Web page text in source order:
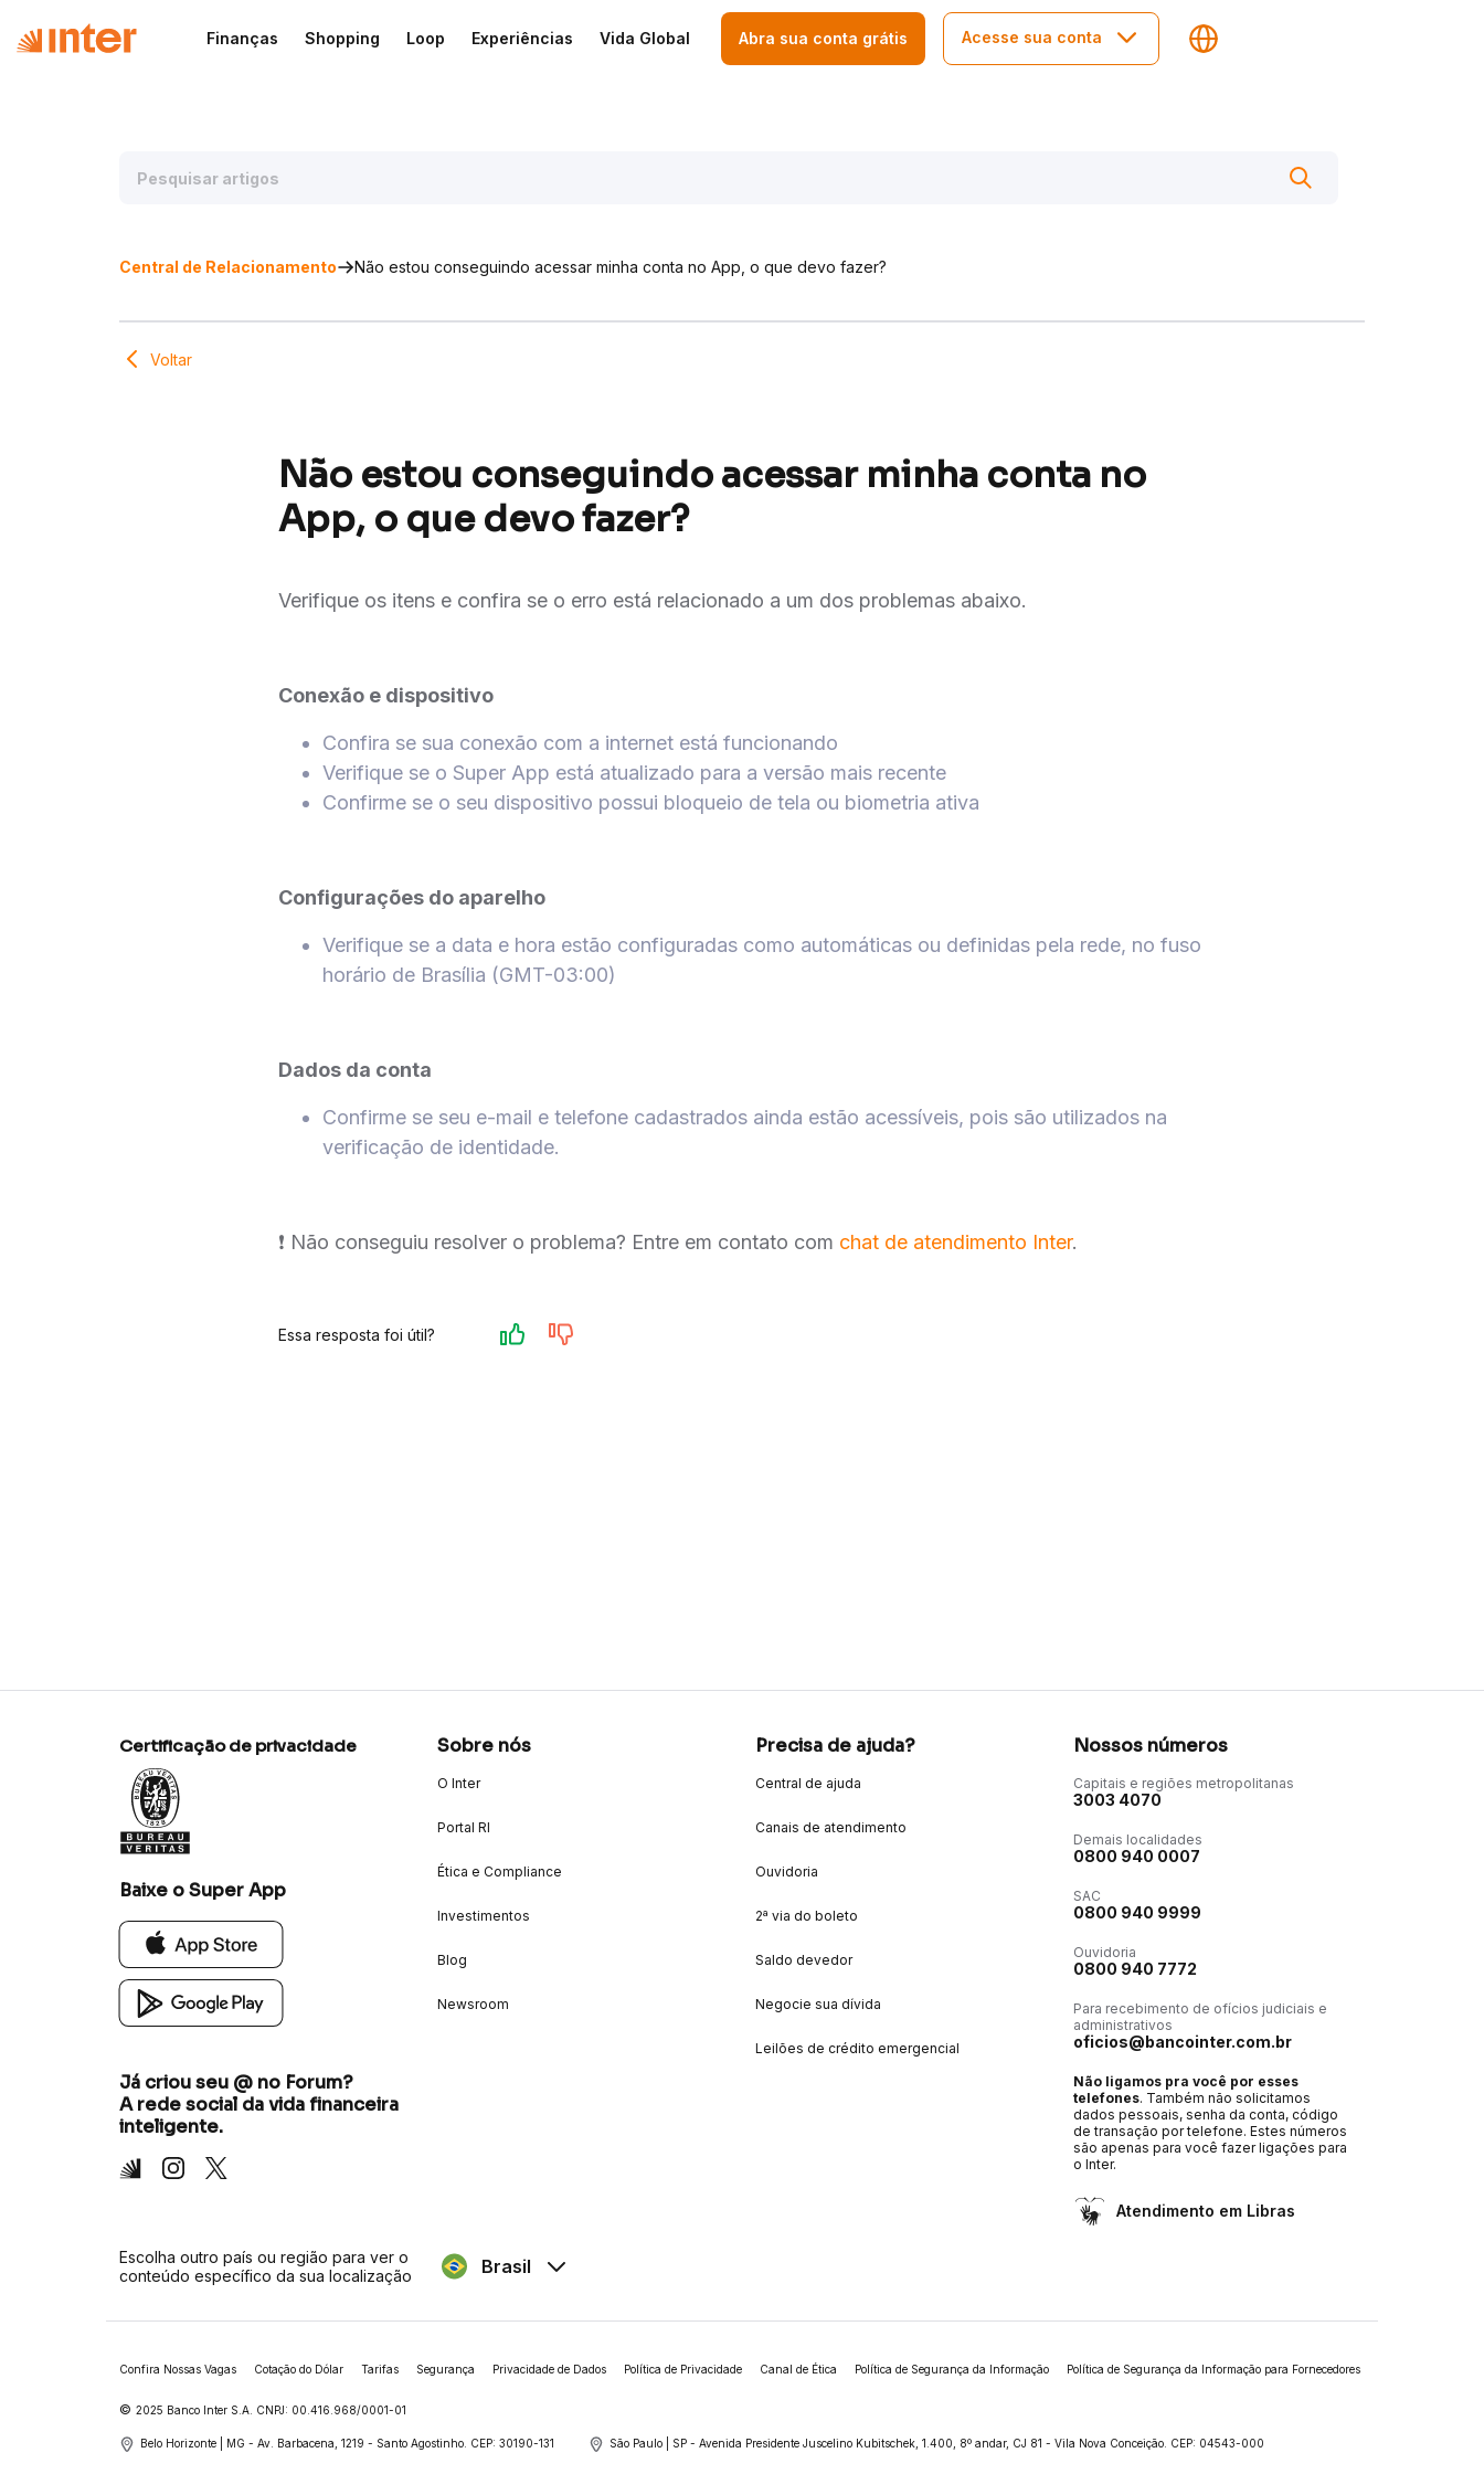
Finanças Shopping Loop Experiências Vida Global Abra sua conta grátis Acesse sua conta
Central de Relacionamento Não estou conseguindo acessar minha conta no App, o que devo fazer?
Voltar
Não estou conseguindo acessar minha conta no
App, o que devo fazer?
Verifique os itens e confira se o erro está relacionado a um dos problemas abaixo.
Conexão e dispositivo
Confira se sua conexão com a internet está funcionando
Verifique se o Super App está atualizado para a versão mais recente
Confirme se o seu dispositivo possui bloqueio de tela ou biometria ativa
Configurações do aparelho
Verifique se a data e hora estão configuradas como automáticas ou definidas pela rede, no fuso
horário de Brasília (GMT-03:00)
Dados da conta
Confirme se seu e-mail e telefone cadastrados ainda estão acessíveis, pois são utilizados na
verificação de identidade.
❗️ Não conseguiu resolver o problema? Entre em contato com chat de atendimento Inter.
Essa resposta foi útil?
Certificação de privacidade
Baixe o Super App
Já criou seu @ no Forum?
A rede social da vida financeira
inteligente.
Inter Instagram
X
Sobre nós
O Inter
Portal RI
Ética e Compliance
Investimentos
Blog
Newsroom
Precisa de ajuda?
Central de ajuda
Canais de atendimento
Ouvidoria
2ª via do boleto
Saldo devedor
Negocie sua dívida
Leilões de crédito emergencial
Nossos números
Capitais e regiões metropolitanas
3003 4070
Demais localidades
0800 940 0007
SAC
0800 940 9999
Ouvidoria
0800 940 7772
Para recebimento de ofícios judiciais e
administrativos
oficios@bancointer.com.br
Não ligamos pra você por esses
telefones. Também não solicitamos
dados pessoais, senha da conta, código
de transação por telefone. Estes números
são apenas para você fazer ligações para
o Inter.
Atendimento em Libras
Escolha outro país ou região para ver o
conteúdo específico da sua localização
Brasil
Confira Nossas Vagas Cotação do Dólar Tarifas Segurança Privacidade de Dados Política de Privacidade Canal de Ética Política de Segurança da Informação Política de Segurança da Informação para Fornecedores
© 2025 Banco Inter S.A. CNPJ: 00.416.968/0001-01
Belo Horizonte | MG - Av. Barbacena, 1219 - Santo Agostinho. CEP: 30190-131 São Paulo | SP - Avenida Presidente Juscelino Kubitschek, 1.400, 8º andar, CJ 81 - Vila Nova Conceição. CEP: 04543-000